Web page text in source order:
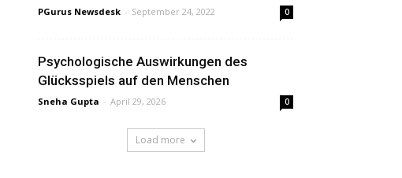
PGurus Newsdesk - September 24, 2022 0
Psychologische Auswirkungen des
Glücksspiels auf den Menschen
Sneha Gupta - April 29, 2026 0
Load more